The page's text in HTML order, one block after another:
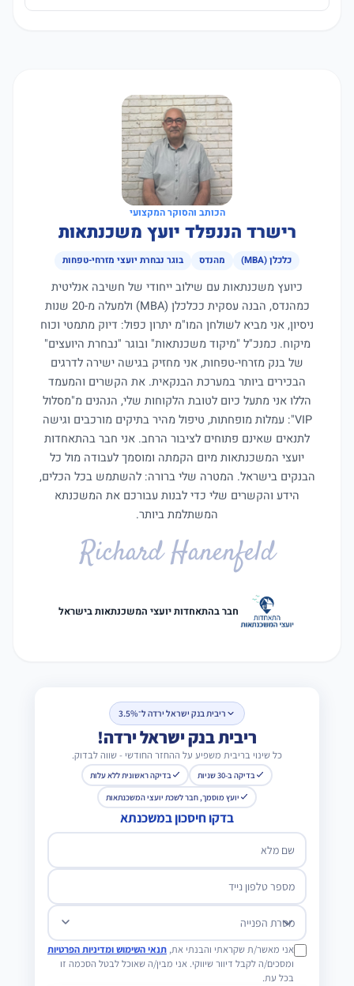
הכותב והסוקר המקצועי
רישרד הננפלד יועץ משכנתאות
כלכלן (MBA) מהנדס בוגר נבחרת יועצי מזרחי-טפחות
כיועץ משכנתאות עם שילוב ייחודי של חשיבה אנליטית
כמהנדס, הבנה עסקית ככלכלן (MBA) ולמעלה מ-20 שנות
ניסיון, אני מביא לשולחן המו"מ יתרון כפול: דיוק מתמטי וכוח
מיקוח. כמנכ"ל "מיקוד משכנתאות" ובוגר "נבחרת היועצים"
של בנק מזרחי-טפחות, אני מחזיק בגישה ישירה לדרגים
הבכירים ביותר במערכת הבנקאית. את הקשרים והמעמד
הללו אני מתעל כיום לטובת הלקוחות שלי, הנהנים מ"מסלול
VIP": עמלות מופחתות, טיפול מהיר בתיקים מורכבים וגישה
לתנאים שאינם פתוחים לציבור הרחב. אני חבר בהתאחדות
יועצי המשכנתאות מיום הקמתה ומוסמך לעבודה מול כל
הבנקים בישראל. המטרה שלי ברורה: להשתמש בכל הכלים,
הידע והקשרים שלי כדי לבנות עבורכם את המשכנתא
המשתלמת ביותר.
Richard Hanenfeld
חבר בהתאחדות יועצי המשכנתאות בישראל
ריבית בנק ישראל ירדה ל־3.5%
ריבית בנק ישראל ירדה!
כל שינוי בריבית משפיע על ההחזר החודשי - שווה לבדוק.
בדיקה ב-30 שניות
בדיקה ראשונית ללא עלות
יועץ מוסמך, חבר לשכת יועצי המשכנתאות
בדקו חיסכון במשכנתא
שם מלא
מספר טלפון נייד
מטרת הפנייה
אני מאשר/ת שקראתי והבנתי את, תנאי השימוש ומדיניות הפרטיות
ומסכים/ה לקבל דיוור שיווקי. אני מבין/ה שאוכל לבטל הסכמה זו
בכל עת.